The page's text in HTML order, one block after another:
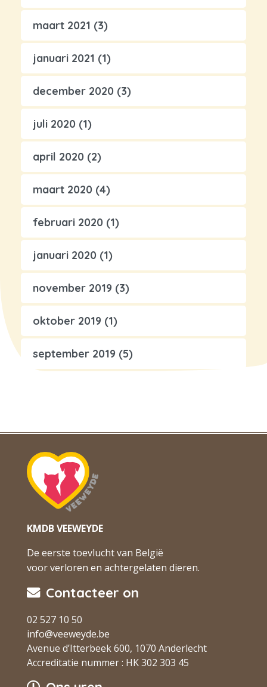
maart 2021 (3)
januari 2021 (1)
december 2020 (3)
juli 2020 (1)
april 2020 (2)
maart 2020 (4)
februari 2020 (1)
januari 2020 (1)
november 2019 (3)
oktober 2019 (1)
september 2019 (5)
KMDB VEEWEYDE
De eerste toevlucht van België
voor verloren en achtergelaten dieren.
Contacteer on
02 527 10 50
info@veeweyde.be
Avenue d’Itterbeek 600, 1070 Anderlecht
Accreditatie nummer : HK 302 303 45